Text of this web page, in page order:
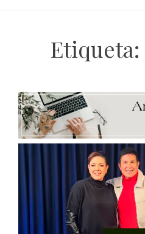
Etiqueta: